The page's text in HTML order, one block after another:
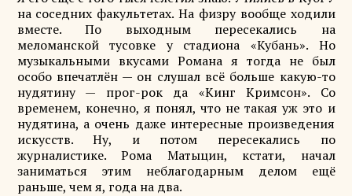
на соседних факультетах. На физру вообще ходили
вместе. По выходным пересекались на
меломанской тусовке у стадиона «Кубань». Но
музыкальными вкусами Романа я тогда не был
особо впечатлён — он слушал всё больше какую-то
нудятину — прог-рок да «Кинг Кримсон». Со
временем, конечно, я понял, что не такая уж это и
нудятина, а очень даже интересные произведения
искусств. Ну, и потом пересекались по
журналистике. Рома Матыцин, кстати, начал
заниматься этим неблагодарным делом ещё
раньше, чем я, года на два.